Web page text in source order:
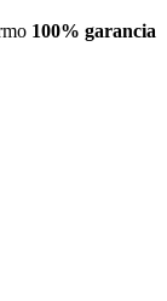
100% garancia